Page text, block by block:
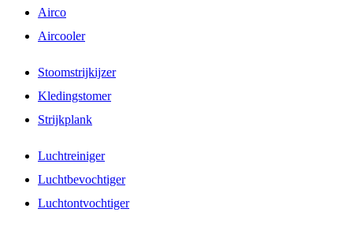
Airco
Aircooler
Stoomstrijkijzer
Kledingstomer
Strijkplank
Luchtreiniger
Luchtbevochtiger
Luchtontvochtiger